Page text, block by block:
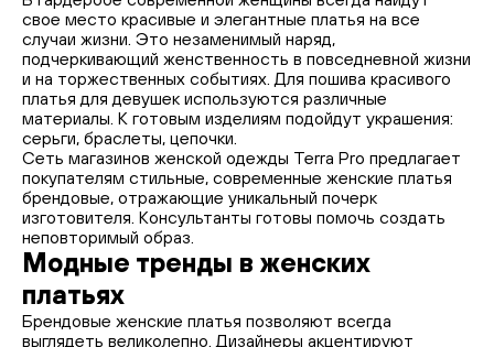
свое место красивые и элегантные платья на все
случаи жизни. Это незаменимый наряд,
подчеркивающий женственность в повседневной жизни
и на торжественных событиях. Для пошива красивого
платья для девушек используются различные
материалы. К готовым изделиям подойдут украшения:
серьги, браслеты, цепочки.
Сеть магазинов женской одежды Terra Pro предлагает
покупателям стильные, современные женские платья
брендовые, отражающие уникальный почерк
изготовителя. Консультанты готовы помочь создать
неповторимый образ.
Модные тренды в женских
платьях
Брендовые женские платья позволяют всегда
выглядеть великолепно. Дизайнеры акцентируют